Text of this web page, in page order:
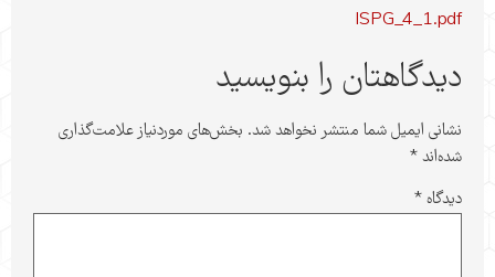
ISPG_4_1.pdf
دیدگاهتان را بنویسید
نشانی ایمیل شما منتشر نخواهد شد. بخش‌های موردنیاز علامت‌گذاری
شده‌اند*
دیدگاه*